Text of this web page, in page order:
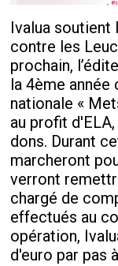
Ivalua soutient
contre les
prochain,
la 4ème année
nationale «
au profit
dons. Durant
marcheront
verront
chargé de
effectués au
opération,
d'euro par pas